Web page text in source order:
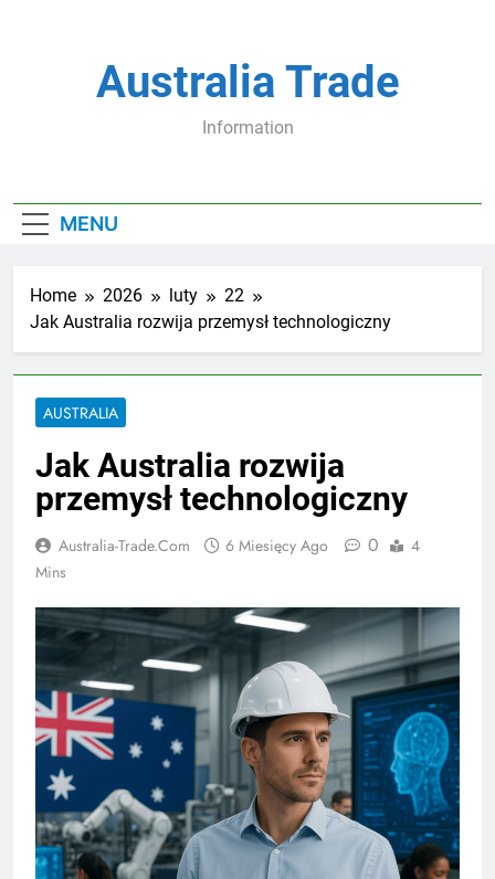
Australia Trade
Information
MENU
Home 2026 luty
22
Jak Australia rozwija przemysł technologiczny
AUSTRALIA
Jak Australia rozwija
przemysł technologiczny
Australia-Trade.com 6 Miesięcy Ago 0
4
Mins